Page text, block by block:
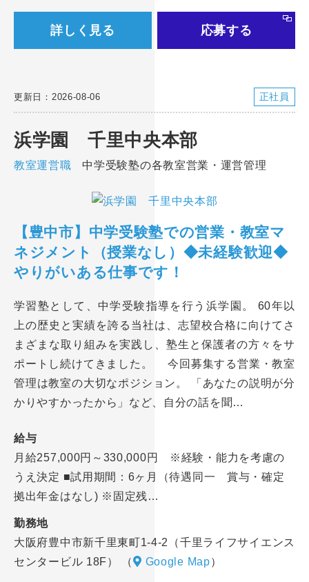
詳しく見る 応募する
更新日：2026-08-06 正社員
浜学園 千里中央本部
教室運営職 中学受験塾の各教室営業・運営管理
【豊中市】中学受験塾での営業・教室マ
ネジメント（授業なし）◆未経験歓迎◆
やりがいある仕事です！
学習塾として、中学受験指導を行う浜学園。 60年以
上の歴史と実績を誇る当社は、志望校合格に向けてさ
まざまな取り組みを実践し、塾生と保護者の方々をサ
ポートし続けてきました。 今回募集する営業・教室
管理は教室の大切なポジション。 「あなたの説明が分
かりやすかったから」など、自分の話を聞…
給与
月給257,000円～330,000円 ※経験・能力を考慮の
うえ決定 ■試用期間：6ヶ月（待遇同一 賞与・確定
拠出年金はなし) ※固定残…
勤務地
大阪府豊中市新千里東町1-4-2（千里ライフサイエンス
センタービル 18F）
（ Google Map）